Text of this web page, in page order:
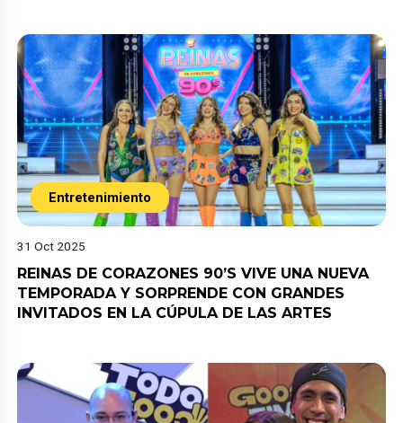
Entretenimiento
31 Oct 2025
REINAS DE CORAZONES 90’S VIVE UNA NUEVA
TEMPORADA Y SORPRENDE CON GRANDES
INVITADOS EN LA CÚPULA DE LAS ARTES